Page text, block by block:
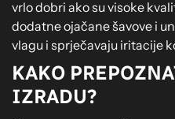
vrlo dobri ako su visoke
dodatne ojačane šavove i
vlagu i sprječavaju iritacije
KAKO
IZRADU?